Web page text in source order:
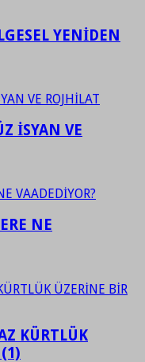
YENİDEN
İSYAN VE
NE
KÜRTLÜK